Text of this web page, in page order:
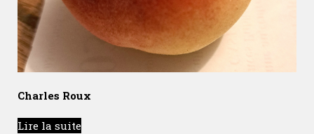
Charles Roux
Lire la suite